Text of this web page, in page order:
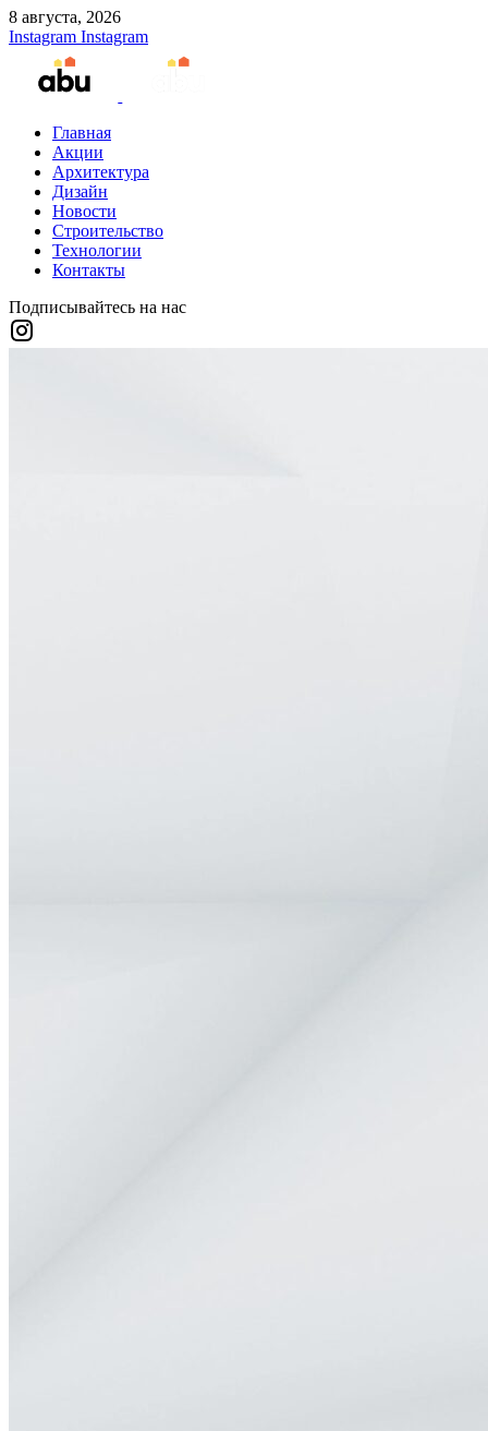
8 августа, 2026
Instagram Instagram
Главная
Акции
Архитектура
Дизайн
Новости
Строительство
Технологии
Контакты
Подписывайтесь на нас